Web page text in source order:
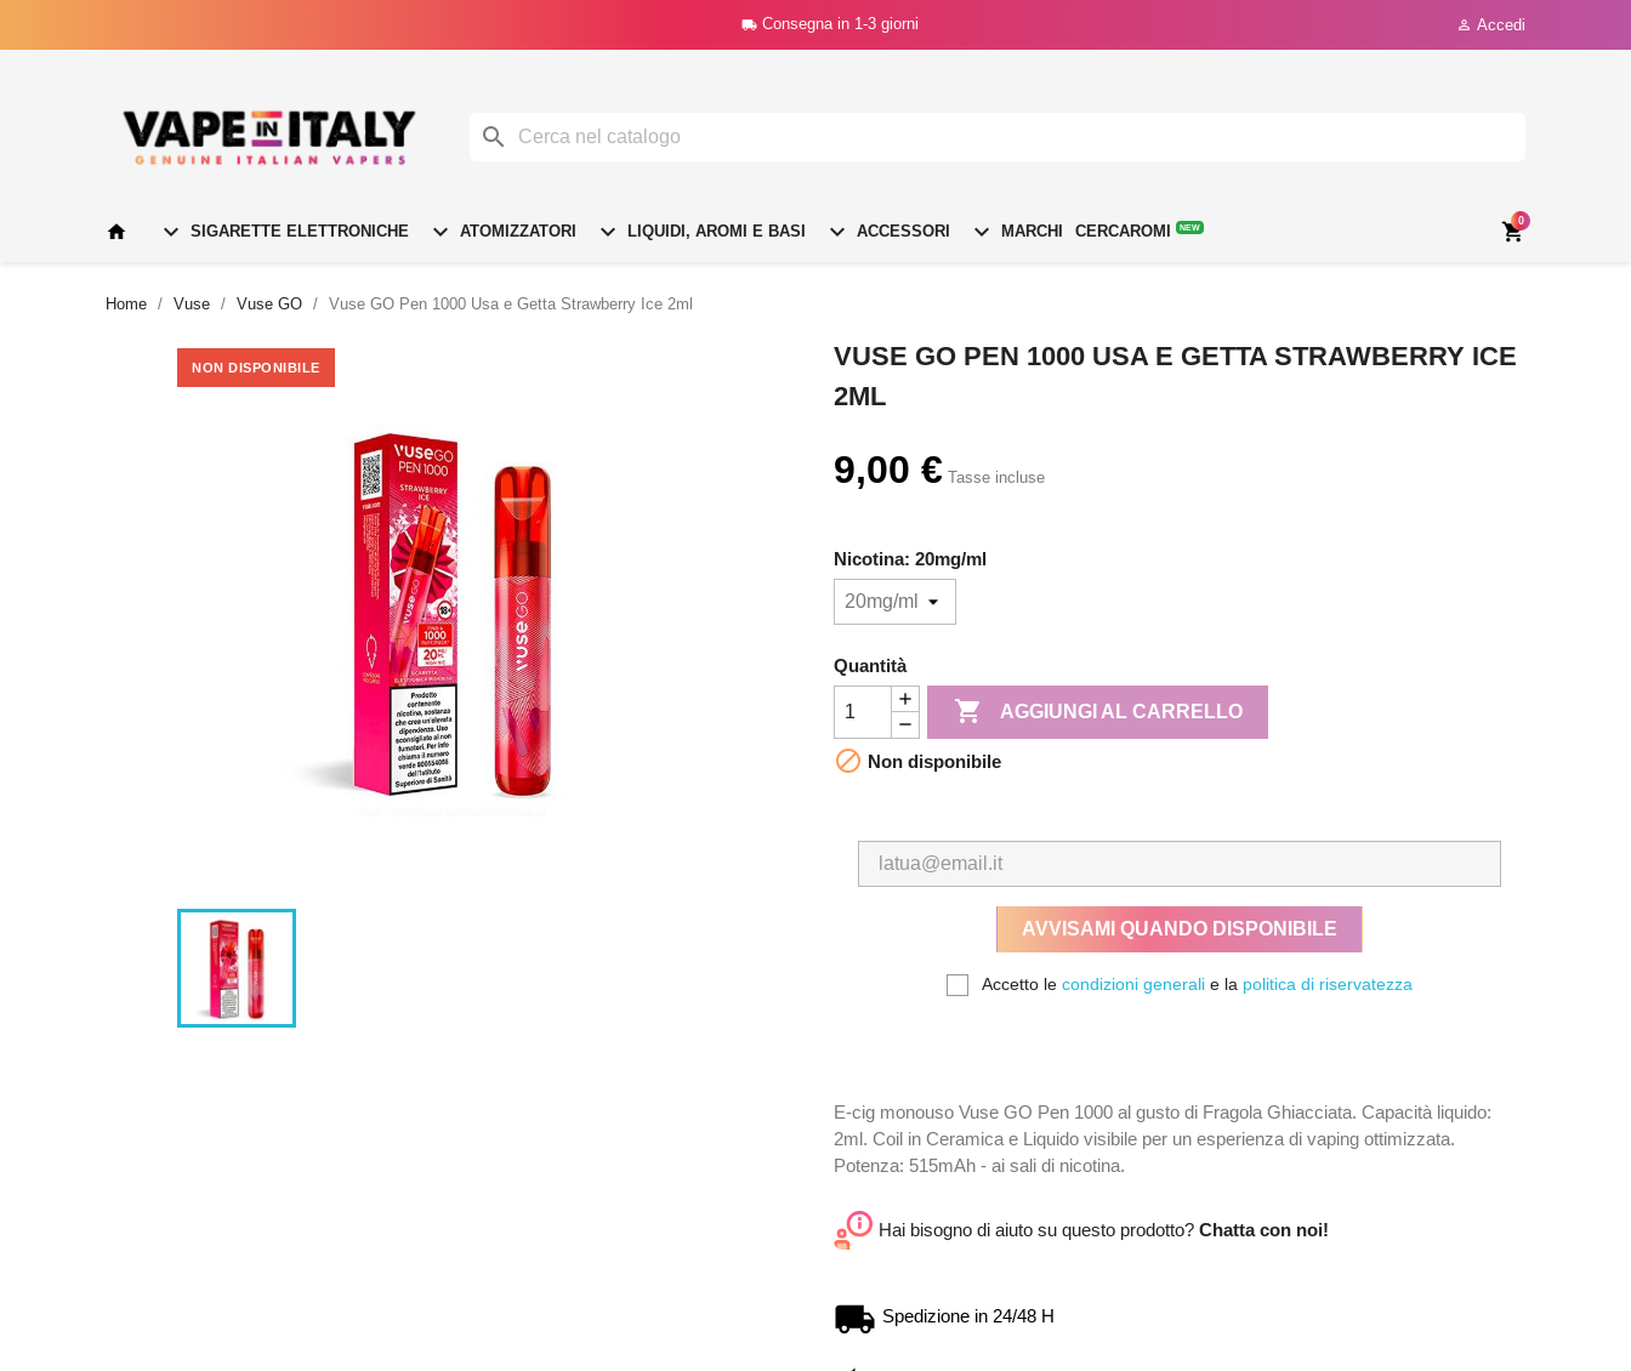
 Consegna in 1-3 giorni  Accedi

  SIGARETTE ELETTRONICHE  ATOMIZZATORI  LIQUIDI, AROMI E BASI  ACCESSORI  MARCHI CERCAROMI NEW 
0
Home Vuse Vuse GO Vuse GO Pen 1000 Usa e Getta Strawberry Ice 2ml
NON DISPONIBILE
VUSE GO PEN 1000 USA E GETTA STRAWBERRY ICE
2ML
9,00 € Tasse incluse
Nicotina: 20mg/ml
Quantità
 AGGIUNGI AL CARRELLO
 Non disponibile
AVVISAMI QUANDO DISPONIBILE
Accetto le condizioni generali e la politica di riservatezza
E-cig monouso Vuse GO Pen 1000 al gusto di Fragola Ghiacciata. Capacità liquido:
2ml. Coil in Ceramica e Liquido visibile per un esperienza di vaping ottimizzata.
Potenza: 515mAh - ai sali di nicotina.
Hai bisogno di aiuto su questo prodotto? Chatta con noi!
Spedizione in 24/48 H